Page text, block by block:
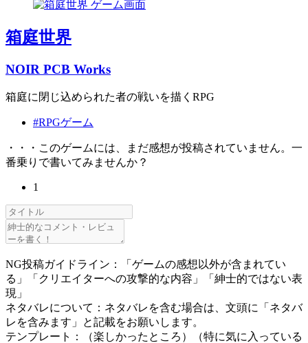
箱庭世界
NOIR PCB Works
箱庭に閉じ込められた者の戦いを描くRPG
#RPGゲーム
・・・このゲームには、まだ感想が投稿されていません。一
番乗りで書いてみませんか？
1
NG投稿ガイドライン：「ゲームの感想以外が含まれてい
る」「クリエイターへの攻撃的な内容」「紳士的ではない表
現」
ネタバレについて：ネタバレを含む場合は、文頭に「ネタバ
レを含みます」と記載をお願いします。
テンプレート：（楽しかったところ）（特に気に入っている